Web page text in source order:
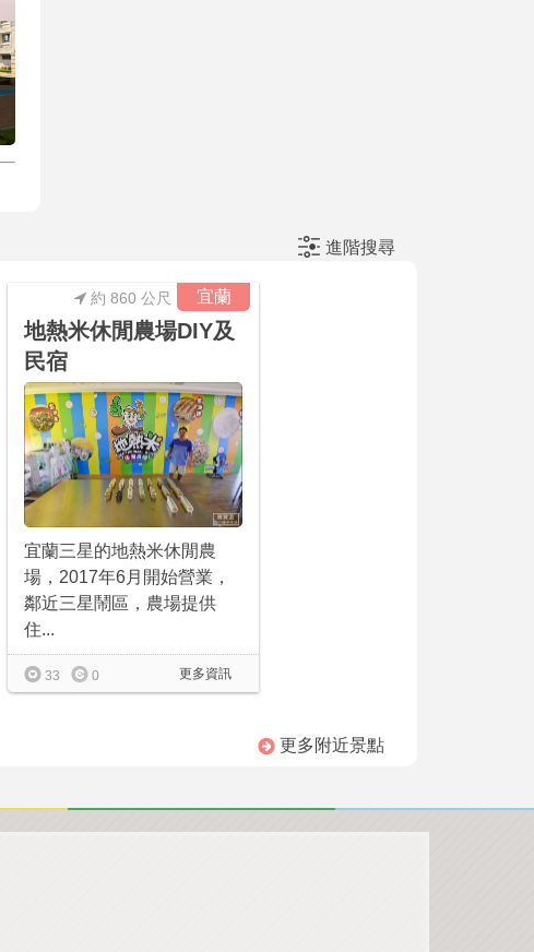
進階搜尋
宜蘭
約 860 公尺
地熱米休閒農場DIY及
民宿
宜蘭三星的地熱米休閒農
場，2017年6月開始營業，
鄰近三星鬧區，農場提供
住...
更多資訊
33 0
更多附近景點